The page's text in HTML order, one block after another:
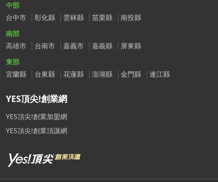
中部
台中市
彰化縣 雲林縣 苗栗縣
南投縣
南部
高雄市
台南市 嘉義市 嘉義縣
屏東縣
東部
宜蘭縣
台東縣 花蓮縣 澎湖縣 金門縣 連江縣
YES頂尖!創業網
YES頂尖!創業加盟網
YES頂尖!創業頂讓網